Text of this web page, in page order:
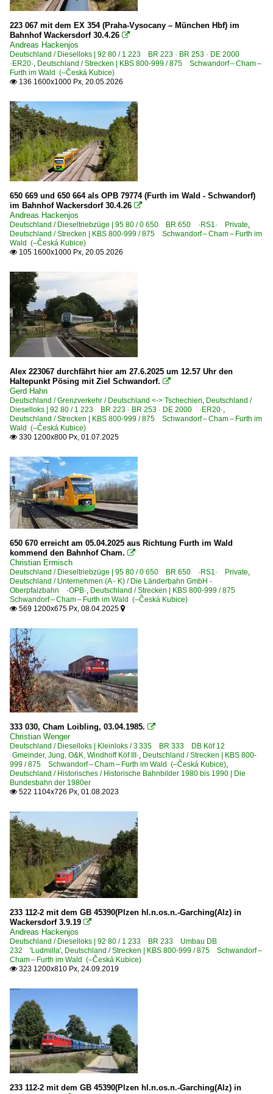
1 217 BR 217 DB V 162
1 218 BR 218
1 223 BR 223 · BR 253 · DE 2000 ·ER20·
1 232 BR 232 DR 132 · DR 130.1 'Ludmilla'
1 233 BR 233 Umbau DB 232 'Ludmilla'
3 335 BR 333 DB Köf 12 ·Gmeinder, Jung, O&K,
Dieseltriebzüge | 95 80
0 610 BR 610 'Pendolino'
0 650 BR 650 ·RS1· Private
Dieseltriebzüge | bis 1970 und Altbautriebzüge
DB VT 98 · BR 796/996 · BR 798/998 Uerdinger
Berühmte Züge | Züge mit Namen
Grenzverkehr
Deutschland <-> Tschechien
Historische Bahnbilder 1980 bis 1990 | Die Bundesbahn
Museumsbahnen
Fränkische Museums-Eisenbahn, Nürnberg ·FME·
Regionalzüge (Bundesländer)
Bayern
Unternehmen (A - K)
Die Länderbahn GmbH - Arriva-Länderbahn-Express
Die Länderbahn GmbH - Oberpfalzbahn ·OPB·
Die Länderbahn GmbH - Vogtlandbahn ·VBG·
Unternehmen | historisch
Regental Bahnbetriebs-GmbH, Viechtach ·RBG· bis
Tschechien
Dieselloks
2 754 BR 754 · T 478.4 'Brejlovci', 'Petrushka' m. el.
2009
2010
2011
2012
2014
2015
2016
2018
2019
2020
2023
2025
223 067 mit dem EX 354 (Praha-Vysocany – München Hbf) im
Bahnhof Wackersdorf 30.4.26 
Andreas Hackenjos
Deutschland / Dieselloks | 92 80 / 1 223 BR 223 · BR 253 · DE 2000
·ER20·, Deutschland / Strecken | KBS 800-999 / 875 Schwandorf – Cham –
Furth im Wald (–Česká Kubice)
 136 1600x1000 Px, 20.05.2026
650 669 und 650 664 als OPB 79774 (Furth im Wald - Schwandorf)
im Bahnhof Wackersdorf 30.4.26 
Andreas Hackenjos
Deutschland / Dieseltriebzüge | 95 80 / 0 650 BR 650 ·RS1· Private,
Deutschland / Strecken | KBS 800-999 / 875 Schwandorf – Cham – Furth im
Wald (–Česká Kubice)
 105 1600x1000 Px, 20.05.2026
Alex 223067 durchfährt hier am 27.6.2025 um 12.57 Uhr den
Haltepunkt Pösing mit Ziel Schwandorf. 
Gerd Hahn
Deutschland / Grenzverkehr / Deutschland <-> Tschechien, Deutschland /
Dieselloks | 92 80 / 1 223 BR 223 · BR 253 · DE 2000 ·ER20·,
Deutschland / Strecken | KBS 800-999 / 875 Schwandorf – Cham – Furth im
Wald (–Česká Kubice)
 330 1200x800 Px, 01.07.2025
650 670 erreicht am 05.04.2025 aus Richtung Furth im Wald
kommend den Bahnhof Cham. 
Christian Ermisch
Deutschland / Dieseltriebzüge | 95 80 / 0 650 BR 650 ·RS1· Private,
Deutschland / Unternehmen (A - K) / Die Länderbahn GmbH -
Oberpfalzbahn ·OPB·, Deutschland / Strecken | KBS 800-999 / 875
Schwandorf – Cham – Furth im Wald (–Česká Kubice)
 569 1200x675 Px, 08.04.2025 
333 030, Cham Loibling, 03.04.1985. 
Christian Wenger
Deutschland / Dieselloks | Kleinloks / 3 335 BR 333 DB Köf 12
·Gmeinder, Jung, O&K, Windhoff Köf III·, Deutschland / Strecken | KBS 800-
999 / 875 Schwandorf – Cham – Furth im Wald (–Česká Kubice),
Deutschland / Historisches / Historische Bahnbilder 1980 bis 1990 | Die
Bundesbahn der 1980er
 522 1104x726 Px, 01.08.2023
233 112-2 mit dem GB 45390(Plzen hl.n.os.n.-Garching(Alz) in
Wackersdorf 3.9.19 
Andreas Hackenjos
Deutschland / Dieselloks | 92 80 / 1 233 BR 233 Umbau DB
232 'Ludmilla', Deutschland / Strecken | KBS 800-999 / 875 Schwandorf –
Cham – Furth im Wald (–Česká Kubice)
 323 1200x810 Px, 24.09.2019
233 112-2 mit dem GB 45390(Plzen hl.n.os.n.-Garching(Alz) in